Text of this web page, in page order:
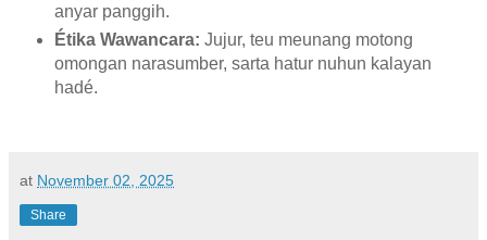
anyar panggih.
Étika Wawancara: Jujur, teu meunang motong
omongan narasumber, sarta hatur nuhun kalayan
hadé.
at November 02, 2025
Share